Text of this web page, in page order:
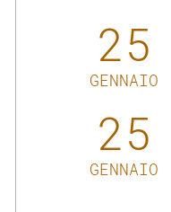
25
GENNAIO
25
GENNAIO